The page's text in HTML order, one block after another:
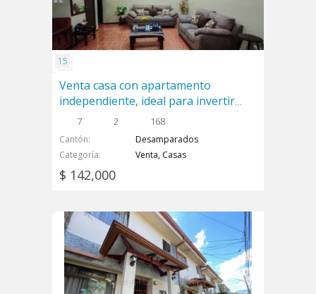
Venta casa con apartamento
independiente, ideal para invertir
#26-597 GS
7 2 168
Cantón
Desamparados
Categoría
Venta, Casas
$ 142,000